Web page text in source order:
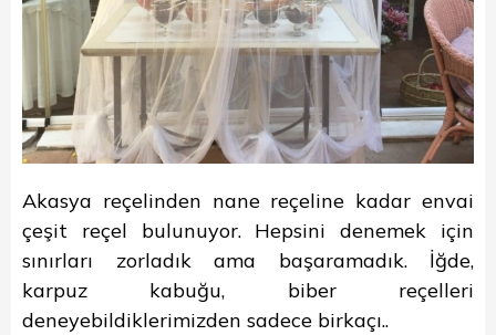
Akasya reçelinden nane reçeline kadar envai
çeşit reçel bulunuyor. Hepsini denemek için
sınırları zorladık ama başaramadık. İğde,
karpuz kabuğu, biber reçelleri
deneyebildiklerimizden sadece birkaçı..